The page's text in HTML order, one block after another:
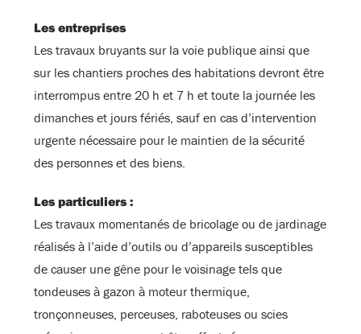
Les entreprises
Les travaux bruyants sur la voie publique ainsi que
sur les chantiers proches des habitations devront être
interrompus entre 20 h et 7 h et toute la journée les
dimanches et jours fériés, sauf en cas d’intervention
urgente nécessaire pour le maintien de la sécurité
des personnes et des biens.
Les particuliers :
Les travaux momentanés de bricolage ou de jardinage
réalisés à l’aide d’outils ou d’appareils susceptibles
de causer une gêne pour le voisinage tels que
tondeuses à gazon à moteur thermique,
tronçonneuses, perceuses, raboteuses ou scies